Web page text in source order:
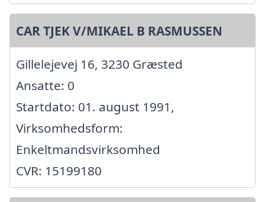
CAR TJEK V/MIKAEL B RASMUSSEN
Gillelejevej 16, 3230 Græsted
Ansatte: 0
Startdato: 01. august 1991,
Virksomhedsform:
Enkeltmandsvirksomhed
CVR: 15199180